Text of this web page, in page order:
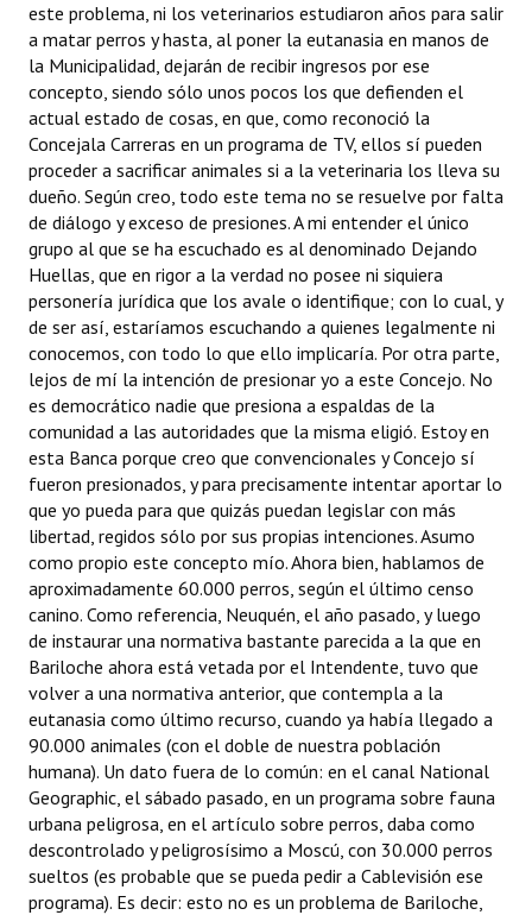
Bariloche, Municipio intercultural
Entrega de distinciones
REFORMA DE LA CARTA ORGÁNICA
este problema, ni los veterinarios estudiaron años para salir
a matar perros y hasta, al poner la eutanasia en manos de
la Municipalidad, dejarán de recibir ingresos por ese
concepto, siendo sólo unos pocos los que defienden el
actual estado de cosas, en que, como reconoció la
Concejala Carreras en un programa de TV, ellos sí pueden
proceder a sacrificar animales si a la veterinaria los lleva su
dueño. Según creo, todo este tema no se resuelve por falta
de diálogo y exceso de presiones. A mi entender el único
grupo al que se ha escuchado es al denominado Dejando
Huellas, que en rigor a la verdad no posee ni siquiera
personería jurídica que los avale o identifique; con lo cual, y
de ser así, estaríamos escuchando a quienes legalmente ni
conocemos, con todo lo que ello implicaría. Por otra parte,
lejos de mí la intención de presionar yo a este Concejo. No
es democrático nadie que presiona a espaldas de la
comunidad a las autoridades que la misma eligió. Estoy en
esta Banca porque creo que convencionales y Concejo sí
fueron presionados, y para precisamente intentar aportar lo
que yo pueda para que quizás puedan legislar con más
libertad, regidos sólo por sus propias intenciones. Asumo
como propio este concepto mío. Ahora bien, hablamos de
aproximadamente 60.000 perros, según el último censo
canino. Como referencia, Neuquén, el año pasado, y luego
de instaurar una normativa bastante parecida a la que en
Bariloche ahora está vetada por el Intendente, tuvo que
volver a una normativa anterior, que contempla a la
eutanasia como último recurso, cuando ya había llegado a
90.000 animales (con el doble de nuestra población
humana). Un dato fuera de lo común: en el canal National
Geographic, el sábado pasado, en un programa sobre fauna
urbana peligrosa, en el artículo sobre perros, daba como
descontrolado y peligrosísimo a Moscú, con 30.000 perros
sueltos (es probable que se pueda pedir a Cablevisión ese
programa). Es decir: esto no es un problema de Bariloche,